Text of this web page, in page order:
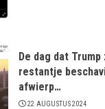
De dag dat
restantje
afwierp…
22 AUGUSTUS 2024